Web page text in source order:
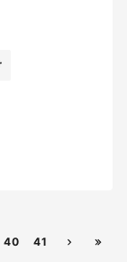
思いつつ、
40 41